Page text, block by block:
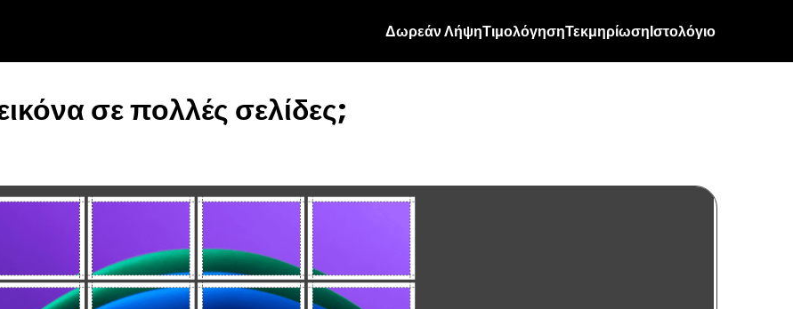
Δωρεάν ΛήψηΤιμολόγησηΤεκμηρίωσηΙστολόγιο
σε πολλές σελίδες;